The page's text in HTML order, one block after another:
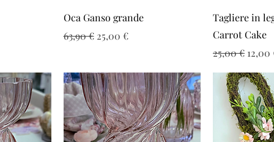
Vista rapida
Oca Ganso grande
Prezzo regolare
63,90 € Prezzo scontato
25,00 €
Tagliere in
Carrot Cake
Prezzo
25,00 € 12,00